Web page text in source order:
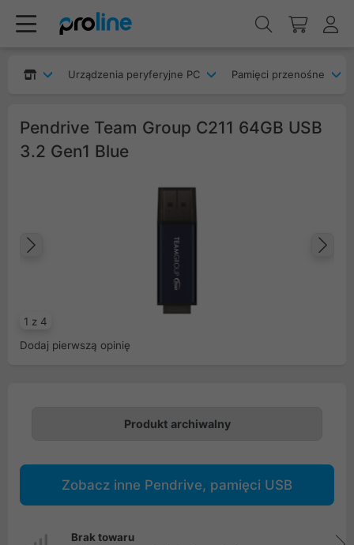
Urządzenia peryferyjne PC Pamięci przenośne
Pendrive Team Group C211 64GB USB
3.2 Gen1 Blue
1 z 4
Dodaj pierwszą opinię
Produkt archiwalny
Zobacz inne Pendrive, pamięci USB
Brak towaru